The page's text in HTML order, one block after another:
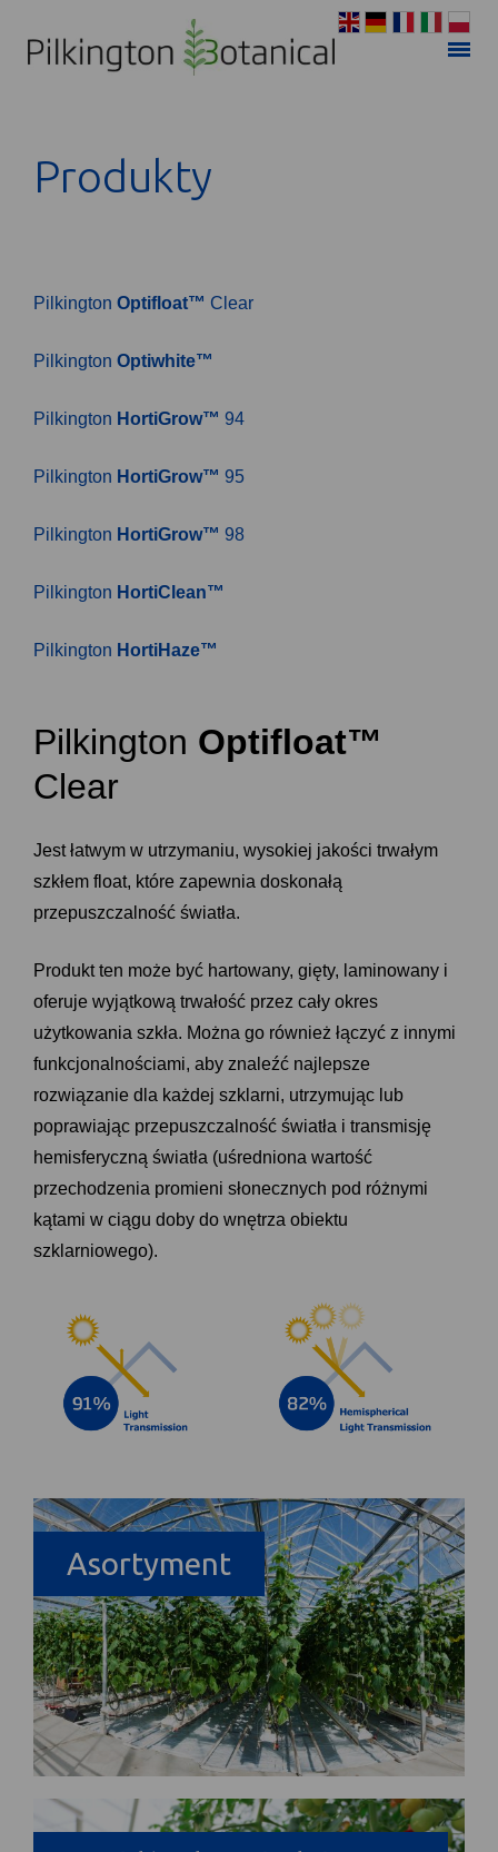
Produkty
Pilkington Optifloat™ Clear
Pilkington Optiwhite™
Pilkington HortiGrow™ 94
Pilkington HortiGrow™ 95
Pilkington HortiGrow™ 98
Pilkington HortiClean™
Pilkington HortiHaze™
Pilkington Optifloat™
Clear
Jest łatwym w utrzymaniu, wysokiej jakości trwałym
szkłem float, które zapewnia doskonałą
przepuszczalność światła.
Produkt ten może być hartowany, gięty, laminowany i
oferuje wyjątkową trwałość przez cały okres
użytkowania szkła. Można go również łączyć z innymi
funkcjonalnościami, aby znaleźć najlepsze
rozwiązanie dla każdej szklarni, utrzymując lub
poprawiając przepuszczalność światła i transmisję
hemisferyczną światła (uśredniona wartość
przechodzenia promieni słonecznych pod różnymi
kątami w ciągu doby do wnętrza obiektu
szklarniowego).
Asortyment